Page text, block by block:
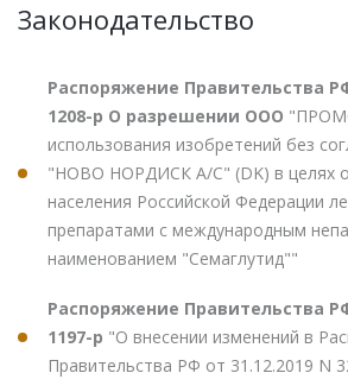
Законодательство
Распоряжение Правительства
1208-р О разрешении ООО
использования изобретений без
"НОВО НОРДИСК А/С" (DK) в целях
населения Российской Федерации
препаратами с международным
наименованием "Семаглутид""
Распоряжение Правительства
1197-р "О внесении изменений в
Правительства РФ от 31.12.2019 N